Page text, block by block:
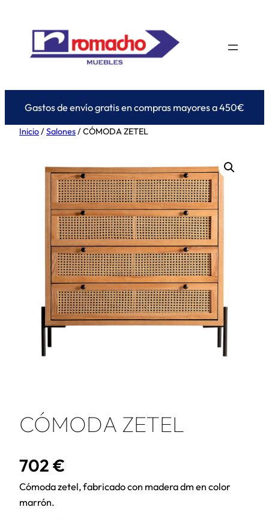
contenido
Gastos de envío gratis en compras mayores a 450€
Inicio/Salones/ CÓMODA ZETEL
CÓMODA ZETEL
702 €
Cómoda zetel, fabricado con madera dm en color
marrón.